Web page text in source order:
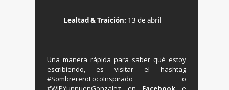
Lealtad & Traición: 13 de abril
Una manera rápida para saber qué estoy
escribiendo, es visitar el hashtag
‬#SombrereroLocoInspirado o